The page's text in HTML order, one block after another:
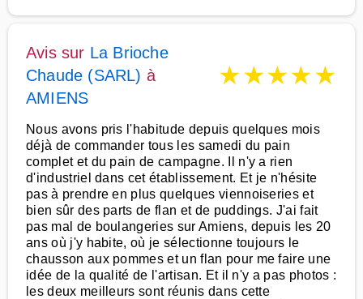
Avis sur La Brioche
Chaude (SARL) à
AMIENS
★★★★★
Nous avons pris l'habitude depuis quelques mois
déjà de commander tous les samedi du pain
complet et du pain de campagne. Il n'y a rien
d'industriel dans cet établissement. Et je n'hésite
pas à prendre en plus quelques viennoiseries et
bien sûr des parts de flan et de puddings. J'ai fait
pas mal de boulangeries sur Amiens, depuis les 20
ans où j'y habite, où je sélectionne toujours le
chausson aux pommes et un flan pour me faire une
idée de la qualité de l'artisan. Et il n'y a pas photos :
les deux meilleurs sont réunis dans cette